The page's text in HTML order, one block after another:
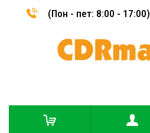
(Пон - пет: 8:00 - 17:00)